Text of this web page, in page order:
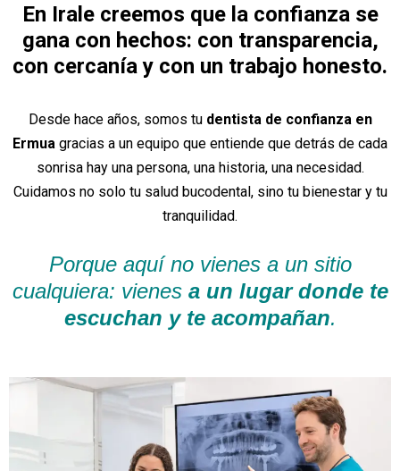
En Irale creemos que la confianza se
gana con hechos: con transparencia,
con cercanía y con un trabajo honesto.
Desde hace años, somos tu dentista de confianza en
Ermua gracias a un equipo que entiende que detrás de cada
sonrisa hay una persona, una historia, una necesidad.
Cuidamos no solo tu salud bucodental, sino tu bienestar y tu
tranquilidad.
Porque aquí no vienes a un sitio
cualquiera: vienes a un lugar donde te
escuchan y te acompañan.